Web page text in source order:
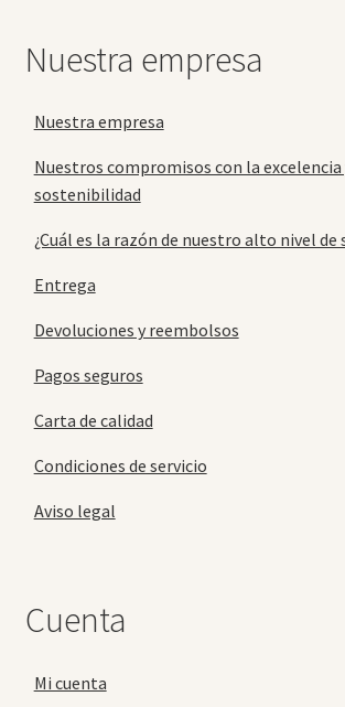
Nuestra empresa
Nuestra empresa
Nuestros compromisos con la excelencia
sostenibilidad
¿Cuál es la razón de nuestro alto nivel de
Entrega
Devoluciones y reembolsos
Pagos seguros
Carta de calidad
Condiciones de servicio
Aviso legal
Cuenta
Mi cuenta